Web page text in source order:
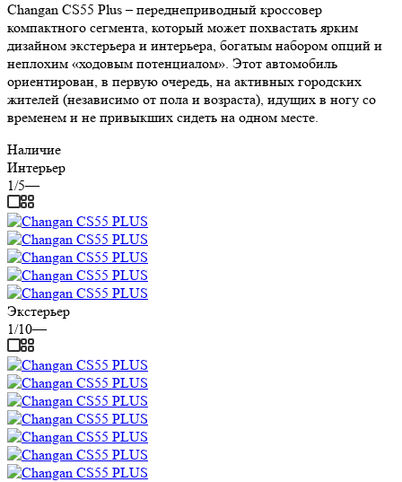
Changan CS55 Plus – переднеприводный кроссовер
компактного сегмента, который может похвастать ярким
дизайном экстерьера и интерьера, богатым набором опций и
неплохим «ходовым потенциалом». Этот автомобиль
ориентирован, в первую очередь, на активных городских
жителей (независимо от пола и возраста), идущих в ногу со
временем и не привыкших сидеть на одном месте.
Наличие
Интерьер
1/5—
Экстерьер
1/10—